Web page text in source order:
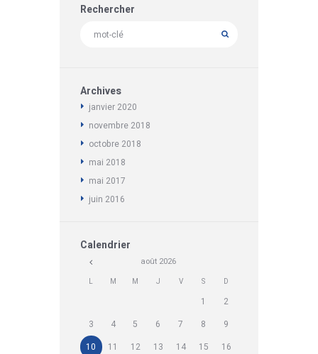
Rechercher
Archives
janvier 2020
novembre 2018
octobre 2018
mai 2018
mai 2017
juin 2016
Calendrier
août 2026
L M M J V S D
1
2
3
4 5 6 7 8
9
10
11 12 13 14 15
16